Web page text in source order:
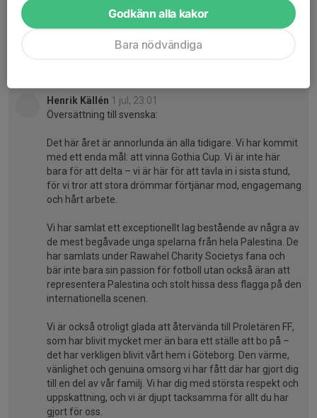
Dela nyhet
Henrik Källén 1 jul, 23:01
Översättning till svenska:
Det här året är annorlunda än alla tidigare. Vi har kommit
med ett enda mål: att vinna Gothia Cup. Vi är inte här
bara för att delta – vi är här för att tävla in i sista stund,
för vi tror att stora drömmar förtjänar mod, engagemang
och hårt arbete.
Vi har samlat ett exceptionellt lag bestående av några av
de mest begåvade unga spelarna från hela Palestina. De
har samlats under Rawahel Charity Societys fana och
bär inte bara sin passion för fotboll utan också äran att
representera Palestina och stolt hissa dess flagga på den
internationella scenen.
Vi är också otroligt glada att återvända till Proletären FF,
som har blivit mycket mer än bara ett ställe att bo på –
det har verkligen blivit vårt hem i Göteborg. Den värme,
vänlighet och genuina omsorg vi har fått där har gjort dig
till en del av vår familj. Vi har dig med största respekt och
uppskattning, och vi är djupt tacksamma för allt du har
gjort för oss.
Godkänn alla kakor
Bara nödvändiga